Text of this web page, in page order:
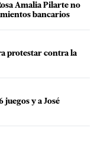
Amalia Pilarte no
bancarios
protestar contra la
juegos y a José